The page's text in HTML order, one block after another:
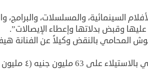
السينمائية، والمسلسلات،
وقبض بدلاتها وإعطاء الإيصالات”.
المحامي بالنقض وكيلاً عن الفنانة
وشهرته